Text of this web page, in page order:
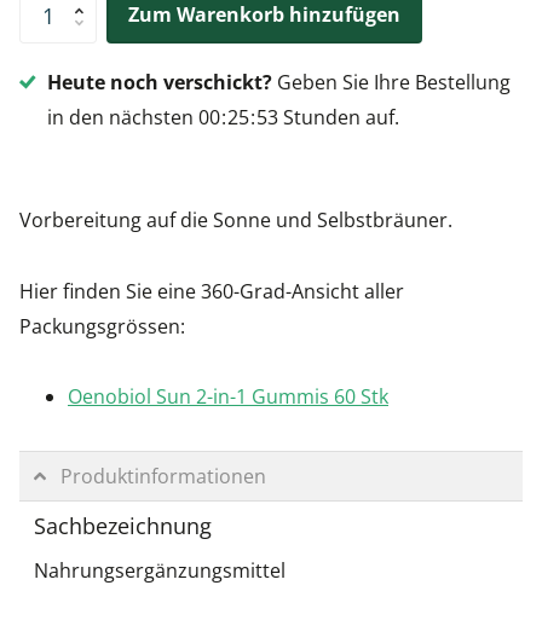
Zum Warenkorb hinzufügen
Heute noch verschickt?Geben Sie Ihre Bestellung
in den nächsten 00 25 53Stunden auf.
Vorbereitung auf die Sonne und Selbstbräuner.
Hier finden Sie eine 360-Grad-Ansicht aller
Packungsgrössen:
Oenobiol Sun 2-in-1 Gummis 60 Stk
Produktinformationen
Sachbezeichnung
Nahrungsergänzungsmittel